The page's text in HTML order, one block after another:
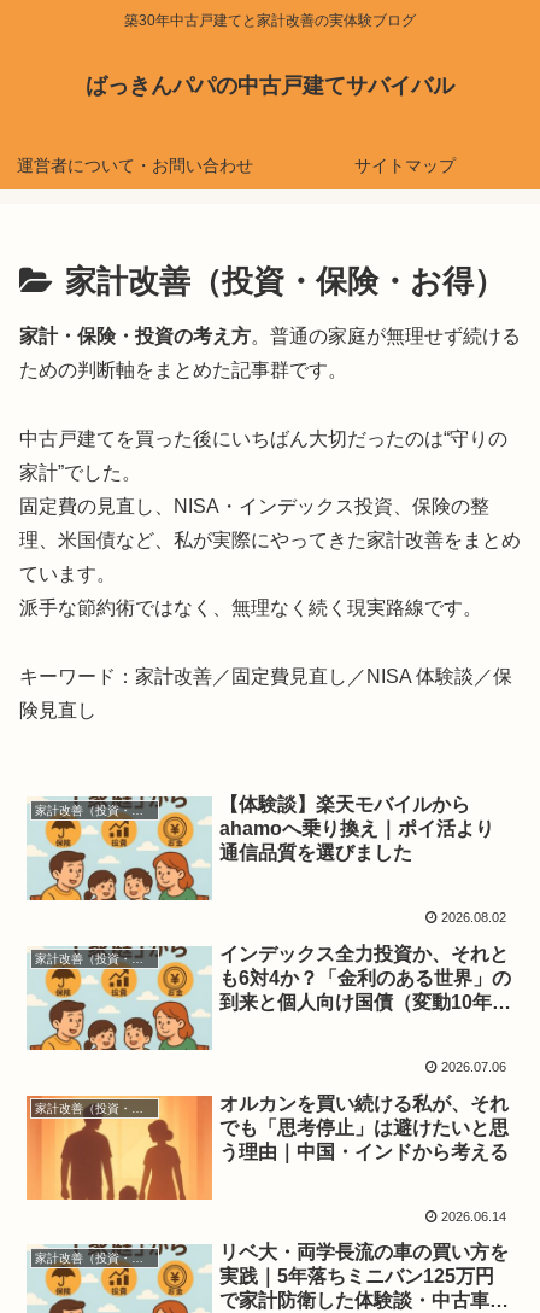
築30年中古戸建てと家計改善の実体験ブログ
ばっきんパパの中古戸建てサバイバル
運営者について・お問い合わせ サイトマップ
家計改善（投資・保険・お得）
家計・保険・投資の考え方。普通の家庭が無理せず続ける
ための判断軸をまとめた記事群です。
中古戸建てを買った後にいちばん大切だったのは“守りの
家計”でした。
固定費の見直し、NISA・インデックス投資、保険の整
理、 米国債など、私が実際にやってきた家計改善をまとめ
ています。
派手な節約術ではなく、無理なく続く現実路線です。
キーワード：家計改善／固定費見直し／NISA 体験談／保
険見直し
家計改善（投資・保険・お得）
【体験談】楽天モバイルから
ahamoへ乗り換え｜ポイ活より
通信品質を選びました
2026.08.02
家計改善（投資・保険・お得）
インデックス全力投資か、それと
も6対4か？「金利のある世界」の
到来と個人向け国債（変動10年）
2026.07.06
オルカンを買い続ける私が、それ
でも「思考停止」は避けたいと思
う理由｜中国・インドから考える
2026.06.14
家計改善（投資・保険・お得）
リベ大・両学長流の車の買い方を
実践｜5年落ちミニバン125万円
で家計防衛した体験談・中古車？